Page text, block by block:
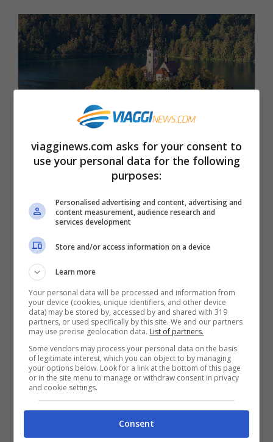
L’isola di Bled ocn la Chiesa dell’Assunzione della Vergine
(Foto di Milo van Kovacevic- Licenza CC BY 2.0 via
Wikimedia Commons)
Se cercare una destinazione europea
romantica, la città slovena di
affacciata sull’omonimo lago, è il posto che
fa per voi. Qui potete ammirare un
paesaggio eccezionale, che sembra uscito
da un quadro dell’Ottocento. Una deliziosa
cittadina che si apre sul lago, circondata
dalle montagne e dai boschi, con l’antico
Castello medievale che domina il
paesaggio da un’altura a picco sull’acqua.
viagginews.com asks for your consent to
use your personal data for the following
purposes:
Personalised advertising and content, advertising and
content measurement, audience research and
services development
Store and/or access information on a device
Learn more
Your personal data will be processed and information from
your device (cookies, unique identifiers, and other device
data) may be stored by, accessed by and shared with 319
partners, or used specifically by this site. We and our partners
may use precise geolocation data. List of partners.
Some vendors may process your personal data on the basis
of legitimate interest, which you can object to by managing
your options below. Look for a link at the bottom of this page
or in the site menu to manage or withdraw consent in privacy
and cookie settings.
Consent